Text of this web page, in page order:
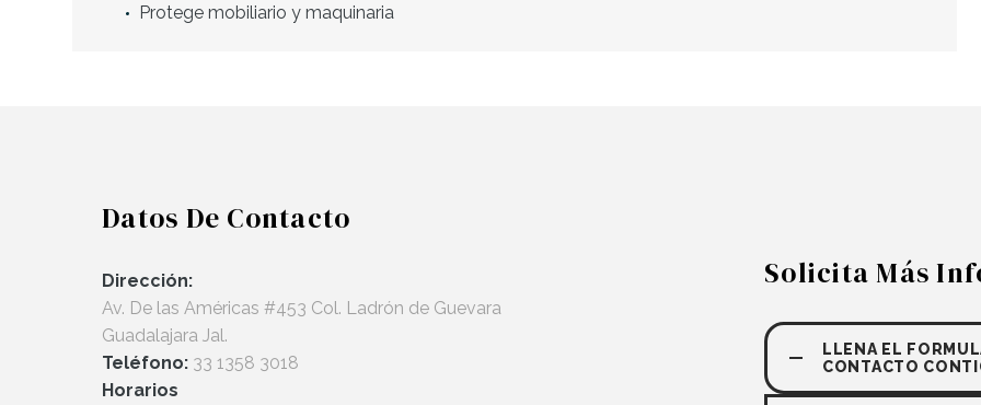
Protege mobiliario y maquinaria
Datos De Contacto
Dirección:
Av. De las Américas #453 Col. Ladrón de Guevara
Guadalajara Jal.
Teléfono: 33 1358 3018
Horarios
Solicita Más
LLENA EL
CONTACTO